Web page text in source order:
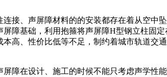
接、声屏障材料的的安装都存在着从空中
障基础，利用抱箍将声屏障H型钢立柱固
高、性价比低等不足，制约着城市轨道交
障在设计、施工的时候不能只考虑声学性